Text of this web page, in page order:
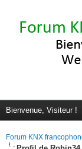
Bienvenue, Visiteur !
Forum KNX